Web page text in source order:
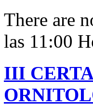
There are
las 11:00
III